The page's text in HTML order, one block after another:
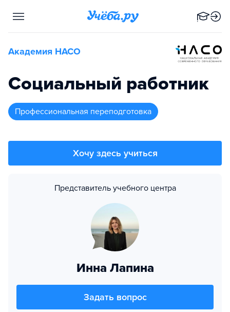
Академия НАСО
Социальный работник
профессиональная переподготовка
Хочу здесь учиться
Представитель учебного центра
Инна Лапина
Задать вопрос